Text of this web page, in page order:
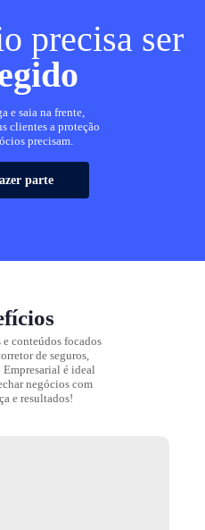
precisa ser
e saia na frente,
clientes a proteção
precisam.
parte
conteúdos focados
de seguros,
Empresarial é ideal
negócios com
e resultados!